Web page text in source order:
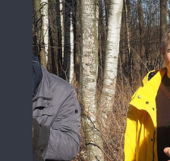
У могилы Валентина Самарина